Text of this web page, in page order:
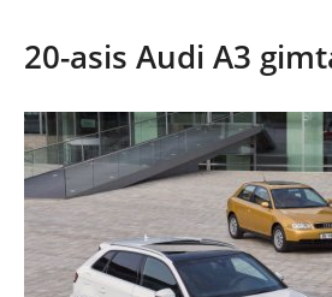
20-asis Audi A3